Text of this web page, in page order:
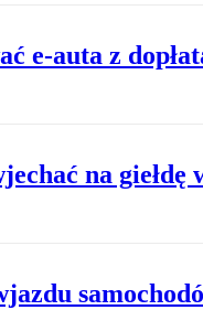
e-auta z
na giełdę